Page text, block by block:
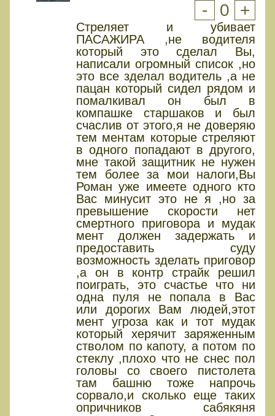
- 0 +
Стреляет и убивает
ПАСАЖИРА ,не водителя
который это сделал Вы,
написали огромный список ,но
это все зделал водитель ,а не
пацан который сидел рядом и
помалкивал он был в
компашке старшаков и был
счаслив от этого,я не доверяю
тем ментам которые стреляют
в одного попадают в другого,
мне такой защитник не нужен
тем более за мои налоги,Вы
Роман уже имеете одного кто
Вас минусит это не я ,но за
превышение скорости нет
смертного приговора и мудак
мент должен задержать и
предоставить суду
возможность зделать приговор
,а он в контр страйк решил
поиграть, это счастье что ни
одна пуля не попала в Вас
или дорогих Вам людей,этот
мент угроза как и тот мудак
который херячит заряженным
стволом по капоту, а потом по
стеклу ,плохо что не снес пол
головы со своего пистолета
там башню тоже напрочь
сорвало,и сколько еще таких
опричников сабякяня